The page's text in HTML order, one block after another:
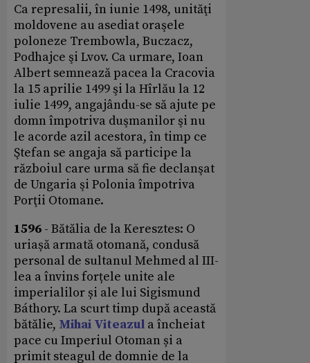
Ca represalii, în iunie 1498, unităţi
moldovene au asediat oraşele
poloneze Trembowla, Buczacz,
Podhajce şi Lvov. Ca urmare, Ioan
Albert semnează pacea la Cracovia
la 15 aprilie 1499 şi la Hîrlău la 12
iulie 1499, angajându-se să ajute pe
domn împotriva duşmanilor şi nu
le acorde azil acestora, în timp ce
Ştefan se angaja să participe la
războiul care urma să fie declanşat
de Ungaria şi Polonia împotriva
Porţii Otomane.
1596 - Bătălia de la Keresztes: O
uriașă armată otomană, condusă
personal de sultanul Mehmed al III-
lea a învins forțele unite ale
imperialilor și ale lui Sigismund
Báthory. La scurt timp după această
bătălie, Mihai Viteazul a încheiat
pace cu Imperiul Otoman și a
primit steagul de domnie de la